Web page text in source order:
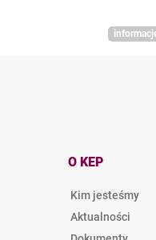
O KEP
Kim jesteśmy
Aktualności